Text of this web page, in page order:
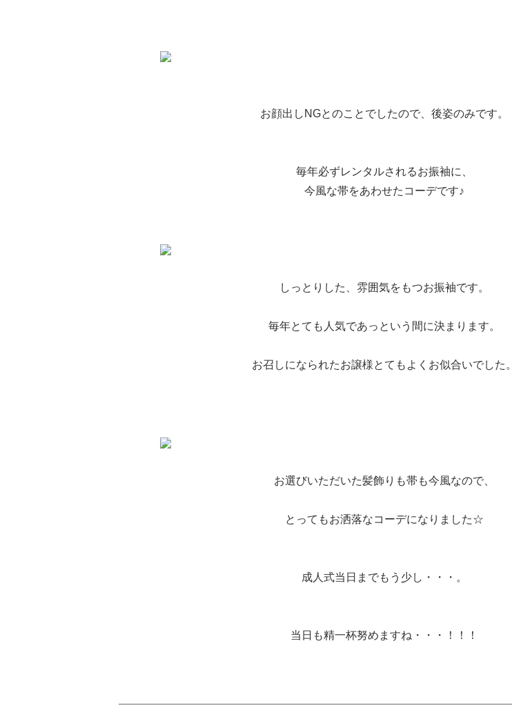
お顔出しNGとのことでしたので、後姿のみです。
毎年必ずレンタルされるお振袖に、
今風な帯をあわせたコーデです♪
しっとりした、雰囲気をもつお振袖です。
毎年とても人気であっという間に決まります。
お召しになられたお譲様とてもよくお似合いでした。
お選びいただいた髪飾りも帯も今風なので、
とってもお洒落なコーデになりました☆
成人式当日までもう少し・・・。
当日も精一杯努めますね・・・！！！